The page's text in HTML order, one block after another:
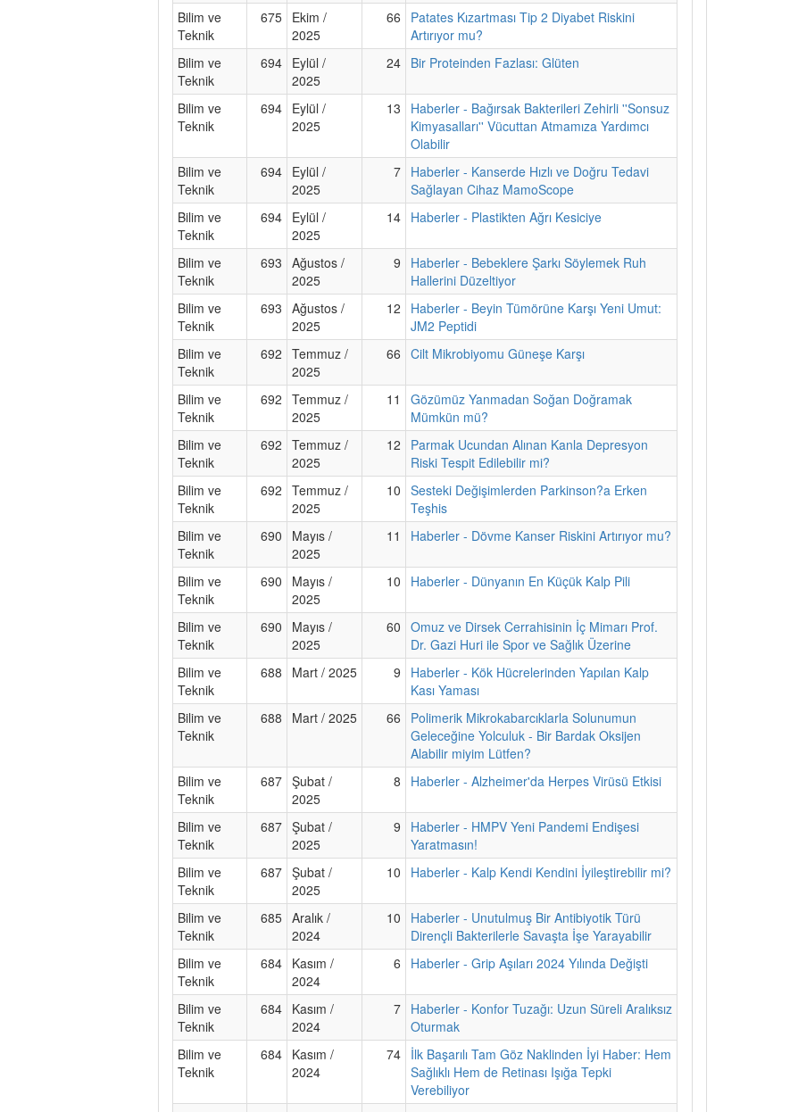
Bilim ve
Teknik
675 Ekim /
2025
66
Patates Kızartması Tip 2 Diyabet Riskini
Artırıyor mu?
Bilim ve
Teknik
694 Eylül /
2025
24 Bir Proteinden Fazlası: Glüten
Bilim ve
Teknik
694 Eylül /
2025
13
Haberler - Bağırsak Bakterileri Zehirli ''Sonsuz
Kimyasalları'' Vücuttan Atmamıza Yardımcı
Olabilir
Bilim ve
Teknik
694 Eylül /
2025
7 Haberler - Kanserde Hızlı ve Doğru Tedavi
Sağlayan Cihaz MamoScope
Bilim ve
Teknik
694 Eylül /
2025
14 Haberler - Plastikten Ağrı Kesiciye
Bilim ve
Teknik
693
Ağustos /
2025
9
Haberler - Bebeklere Şarkı Söylemek Ruh
Hallerini Düzeltiyor
Bilim ve
Teknik
693
Ağustos /
2025
12
Haberler - Beyin Tümörüne Karşı Yeni Umut:
JM2 Peptidi
Bilim ve
Teknik
692
Temmuz /
2025
66 Cilt Mikrobiyomu Güneşe Karşı
Bilim ve
Teknik
692
Temmuz /
2025
11
Gözümüz Yanmadan Soğan Doğramak
Mümkün mü?
Bilim ve
Teknik
692
Temmuz /
2025
12
Parmak Ucundan Alınan Kanla Depresyon
Riski Tespit Edilebilir mi?
Bilim ve
Teknik
692
Temmuz /
2025
10
Sesteki Değişimlerden Parkinson?a Erken
Teşhis
Bilim ve
Teknik
690
Mayıs /
2025
11 Haberler - Dövme Kanser Riskini Artırıyor mu?
Bilim ve
Teknik
690
Mayıs /
2025
10 Haberler - Dünyanın En Küçük Kalp Pili
Bilim ve
Teknik
690
Mayıs /
2025
60
Omuz ve Dirsek Cerrahisinin İç Mimarı Prof.
Dr. Gazi Huri ile Spor ve Sağlık Üzerine
Bilim ve
Teknik
688 Mart / 2025 9
Haberler - Kök Hücrelerinden Yapılan Kalp
Kası Yaması
Bilim ve
Teknik
688 Mart / 2025 66
Polimerik Mikrokabarcıklarla Solunumun
Geleceğine Yolculuk - Bir Bardak Oksijen
Alabilir miyim Lütfen?
Bilim ve
Teknik
687 Şubat /
2025
8 Haberler - Alzheimer'da Herpes Virüsü Etkisi
Bilim ve
Teknik
687 Şubat /
2025
9
Haberler - HMPV Yeni Pandemi Endişesi
Yaratmasın!
Bilim ve
Teknik
687 Şubat /
2025
10 Haberler - Kalp Kendi Kendini İyileştirebilir mi?
Bilim ve
Teknik
685 Aralık /
2024
10
Haberler - Unutulmuş Bir Antibiyotik Türü
Dirençli Bakterilerle Savaşta İşe Yarayabilir
Bilim ve
Teknik
684 Kasım /
2024
6 Haberler - Grip Aşıları 2024 Yılında Değişti
Bilim ve
Teknik
684 Kasım /
2024
7 Haberler - Konfor Tuzağı: Uzun Süreli Aralıksız
Oturmak
Bilim ve
Teknik
684 Kasım /
2024
74 İlk Başarılı Tam Göz Naklinden İyi Haber: Hem
Sağlıklı Hem de Retinası Işığa Tepki
Verebiliyor